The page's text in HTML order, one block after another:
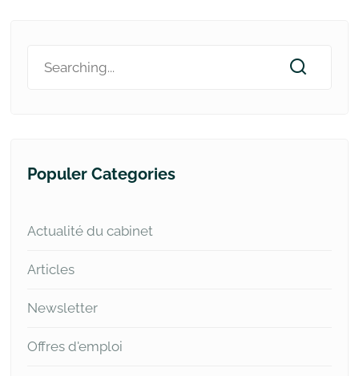
Populer Categories
Actualité du cabinet
Articles
Newsletter
Offres d'emploi